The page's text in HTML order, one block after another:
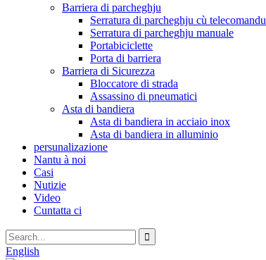
Barriera di parcheghju
Serratura di parcheghju cù telecomandu
Serratura di parcheghju manuale
Portabiciclette
Porta di barriera
Barriera di Sicurezza
Bloccatore di strada
Assassino di pneumatici
Asta di bandiera
Asta di bandiera in acciaio inox
Asta di bandiera in alluminio
persunalizazione
Nantu à noi
Casi
Nutizie
Video
Cuntatta ci
English